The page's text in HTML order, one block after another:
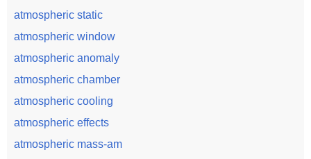
atmospheric static
atmospheric window
atmospheric anomaly
atmospheric chamber
atmospheric cooling
atmospheric effects
atmospheric mass-am